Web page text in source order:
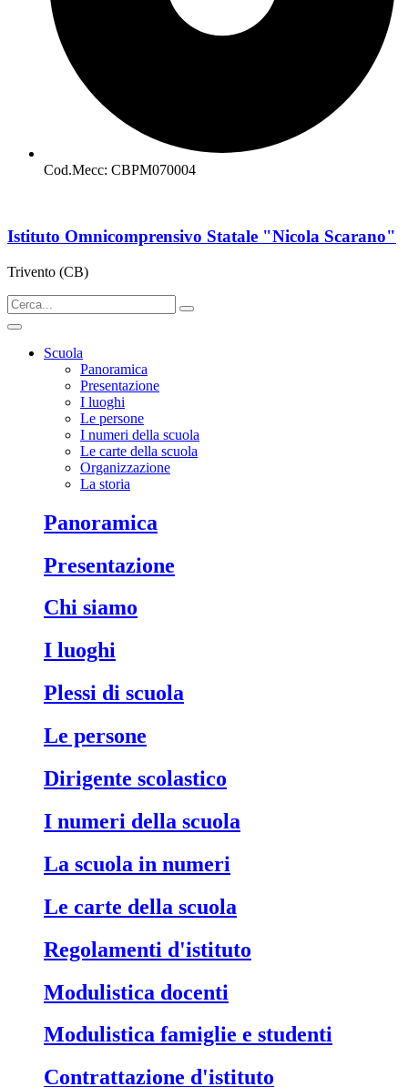
Cod.Mecc: CBPM070004
Istituto Omnicomprensivo Statale "Nicola Scarano"
Trivento (CB)
Scuola
Panoramica
Presentazione
I luoghi
Le persone
I numeri della scuola
Le carte della scuola
Organizzazione
La storia
Panoramica
Presentazione
Chi siamo
I luoghi
Plessi di scuola
Le persone
Dirigente scolastico
I numeri della scuola
La scuola in numeri
Le carte della scuola
Regolamenti d'istituto
Modulistica docenti
Modulistica famiglie e studenti
Contrattazione d'istituto